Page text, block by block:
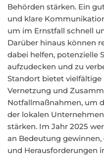
Behörden stärken. Ein
und klare
um im Ernstfall schnell
Darüber hinaus können
dabei helfen, potenzielle
aufzudecken und zu
Standort bietet
Vernetzung und
Notfallmaßnahmen, um
der lokalen
stärken. Im Jahr 2025
an Bedeutung
und Herausforderungen